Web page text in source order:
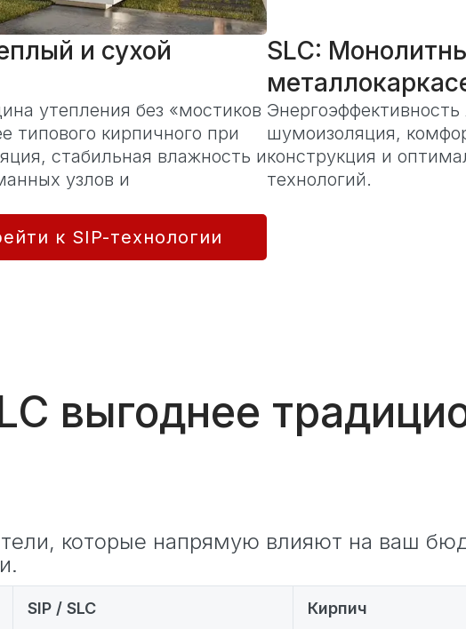
и сухой
утепления без «мостиков
кирпичного при
стабильная влажность и
узлов и
к SIP-технологии
SLC:
шумоизоляция,
конструкция и
технологий.
выгоднее
которые напрямую влияют на ваш
SIP / SLC Кирпич